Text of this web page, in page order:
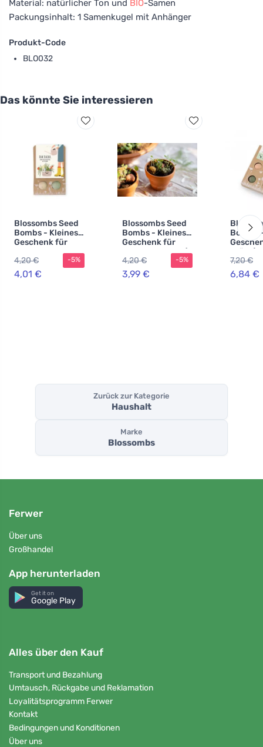
Material: natürlicher Ton und BIO-Samen
Packungsinhalt: 1 Samenkugel mit Anhänger
Produkt-Code
BLO032
Das könnte Sie interessieren
Blossombs Seed
Bombs - Kleines
Geschenk für
Lehrer - Blumen
(2 Stück)
4,20 €
4,01 €
-5%
Blossombs Seed
Bombs - Kleines
Geschenk für
Lehrer - Bunny (2
Stück)
4,20 €
3,99 €
-5%
Bombs
Stück) -
7,20 €
6,84 €
Zurück zur Kategorie
Haushalt
Marke
Blossombs
Ferwer
Über uns
Großhandel
App herunterladen
Get it on
Google Play
Alles über den Kauf
Transport und Bezahlung
Umtausch, Rückgabe und Reklamation
Loyalitätsprogramm Ferwer
Kontakt
Bedingungen und Konditionen
Über uns